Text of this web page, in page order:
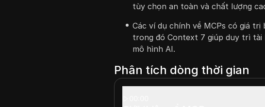
tùy chọn an toàn và chất lượng
Các ví dụ chính về MCPs có giá
trong đó Context 7 giúp duy trì
mô hình AI.
Phân tích dòng thời gian